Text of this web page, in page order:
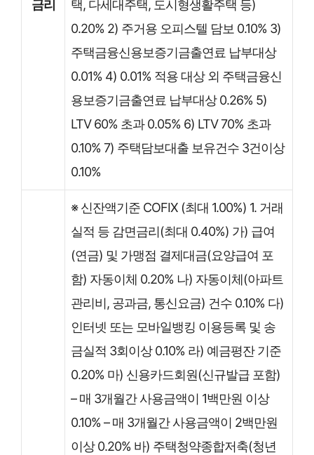
금리
택, 다세대주택, 도시형생활주택 등)
0.20% 2) 주거용 오피스텔 담보 0.10% 3)
주택금융신용보증기금출연료 납부대상
0.01% 4) 0.01% 적용 대상 외 주택금융신
용보증기금출연료 납부대상 0.26% 5)
LTV 60% 초과 0.05% 6) LTV 70% 초과
0.10% 7) 주택담보대출 보유건수 3건이상
0.10%
※ 신잔액기준 COFIX (최대 1.00%) 1. 거래
실적 등 감면금리(최대 0.40%) 가) 급여
(연금) 및 가맹점 결제대금(요양급여 포
함) 자동이체 0.20% 나) 자동이체(아파트
관리비, 공과금, 통신요금) 건수 0.10% 다)
인터넷 또는 모바일뱅킹 이용등록 및 송
금실적 3회이상 0.10% 라) 예금평잔 기준
0.20% 마) 신용카드회원(신규발급 포함)
– 매 3개월간 사용금액이 1백만원 이상
0.10% – 매 3개월간 사용금액이 2백만원
이상 0.20% 바) 주택청약종합저축(청년